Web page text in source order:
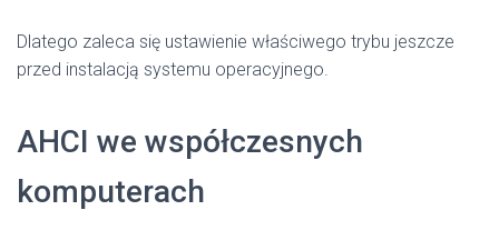
Dlatego zaleca się ustawienie właściwego trybu jeszcze
przed instalacją systemu operacyjnego.
AHCI we współczesnych
komputerach